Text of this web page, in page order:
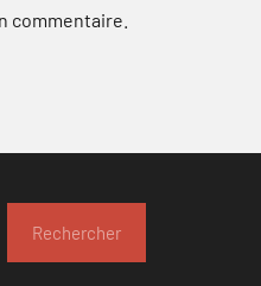
commentaire.
Rechercher